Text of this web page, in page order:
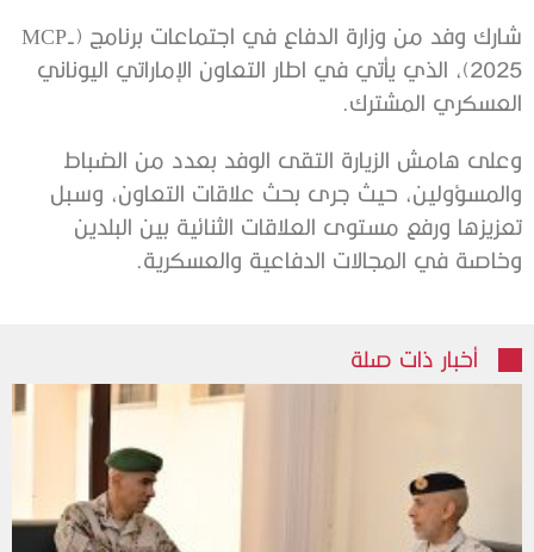
شارك وفد من وزارة الدفاع في اجتماعات برنامج (MCP-
2025)، الذي يأتي في اطار التعاون الإماراتي اليوناني
العسكري المشترك.
وعلى هامش الزيارة التقى الوفد بعدد من الضباط
والمسؤولين، حيث جرى بحث علاقات التعاون، وسبل
تعزيزها ورفع مستوى العلاقات الثنائية بين البلدين
وخاصة في المجالات الدفاعية والعسكرية.
أخبار ذات صلة